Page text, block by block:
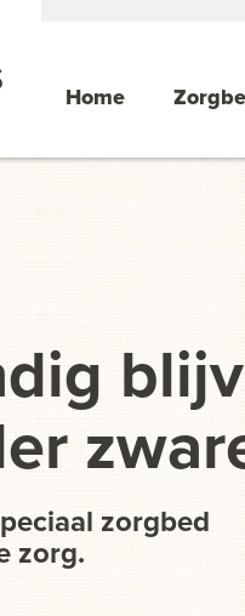
Home
zorgbed
zorg.